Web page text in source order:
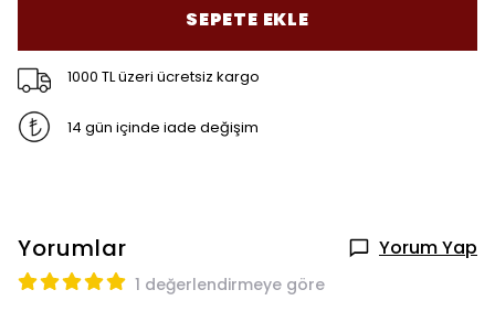
SEPETE EKLE
1000 TL üzeri ücretsiz kargo
14 gün içinde iade değişim
Yorumlar Yorum Yap
1 değerlendirmeye göre